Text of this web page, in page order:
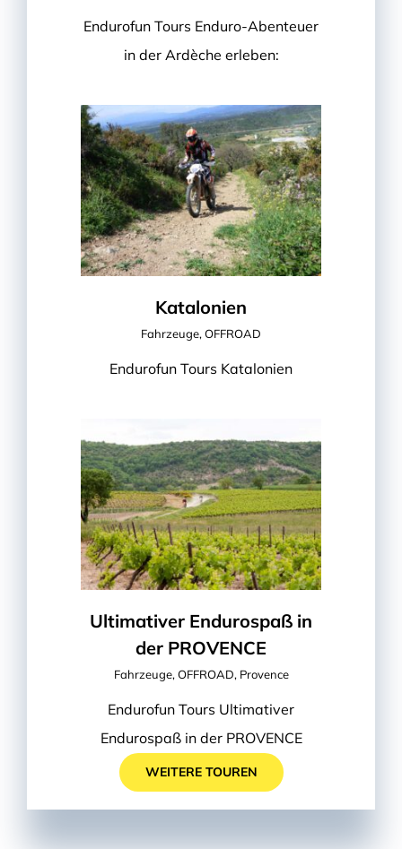
Endurofun Tours Enduro-Abenteuer
in der Ardèche erleben:
Katalonien
Fahrzeuge, OFFROAD
Endurofun Tours Katalonien
Ultimativer Endurospaß in
der PROVENCE
Fahrzeuge, OFFROAD, Provence
Endurofun Tours Ultimativer
Endurospaß in der PROVENCE
WEITERE TOUREN